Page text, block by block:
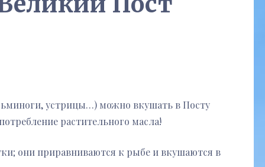
устрицы…) можно вкушать в Посту
растительного масла!
они приравниваются к рыбе и вкушаются в